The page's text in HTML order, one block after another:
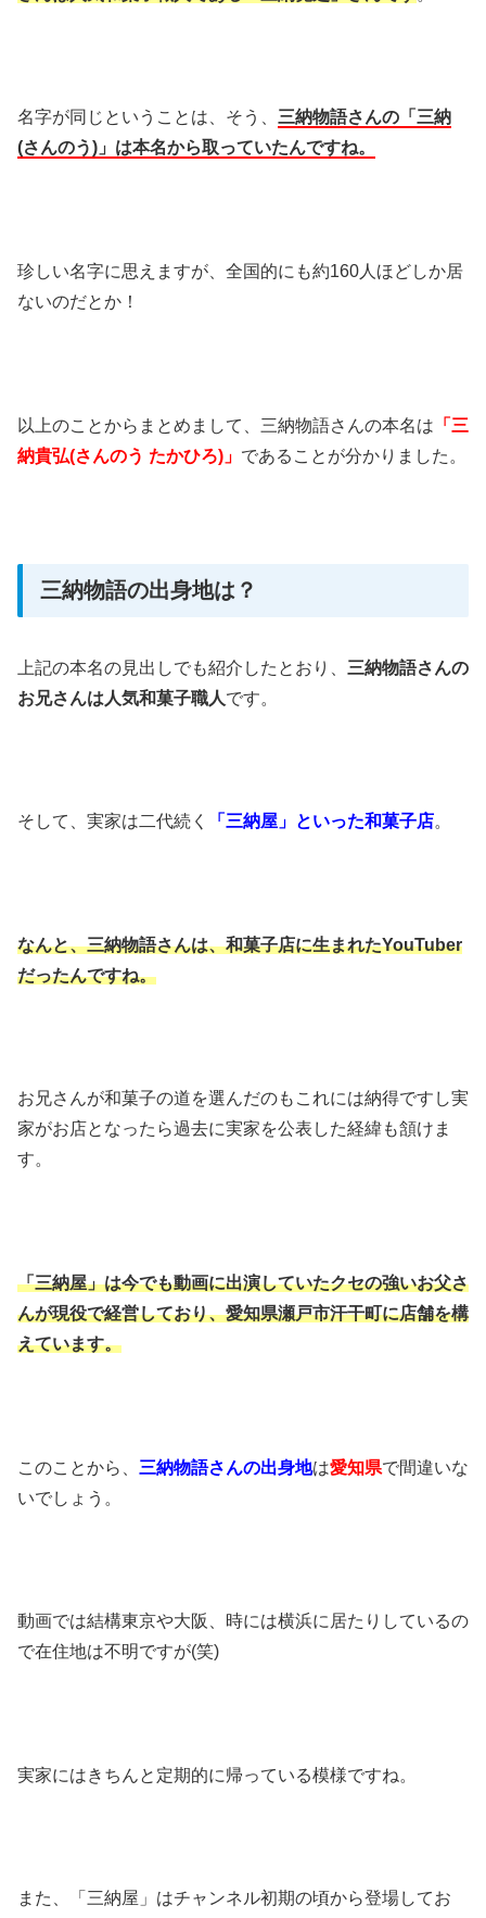
名字が同じということは、そう、 三納物語さんの「三納
(さんのう)」は本名から取っていたんですね。
珍しい名字に思えますが、全国的にも約160人ほどしか居
ないのだとか！
以上のことからまとめまして、三納物語さんの本名は 「三
納貴弘(さんのう たかひろ)」 であることが分かりました。
三納物語の出身地は？
上記の本名の見出しでも紹介したとおり、 三納物語さんの
お兄さんは人気和菓子職人です。
そして、実家は二代続く 「三納屋」といった和菓子店。
なんと、三納物語さんは、和菓子店に生まれたYouTuber
だったんですね。
お兄さんが和菓子の道を選んだのもこれには納得ですし実
家がお店となったら過去に実家を公表した経緯も頷けま
す。
「三納屋」は今でも動画に出演していたクセの強いお父さ
んが現役で経営しており、愛知県瀬戸市汗干町に店舗を構
えています。
このことから、 三納物語さんの出身地は愛知県で間違いな
いでしょう。
動画では結構東京や大阪、時には横浜に居たりしているの
で在住地は不明ですが(笑)
実家にはきちんと定期的に帰っている模様ですね。
また、「三納屋」はチャンネル初期の頃から登場してお